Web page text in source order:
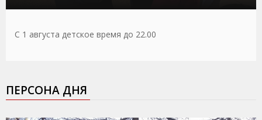
С 1 августа детское время до 22.00
ПЕРСОНА ДНЯ